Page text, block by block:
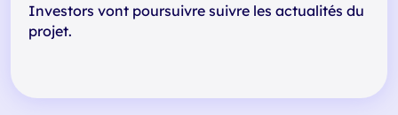
Investors vont poursuivre suivre les actualités du
projet.